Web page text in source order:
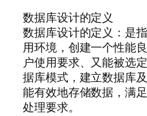
数据库设计的定义
数据库设计的定义：是
用环境，创建一个性能
户使用要求、又能被选
据库模式，建立数据库
能有效地存储数据，满
处理要求。